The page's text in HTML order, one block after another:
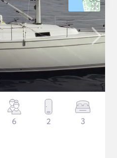
6 2 3